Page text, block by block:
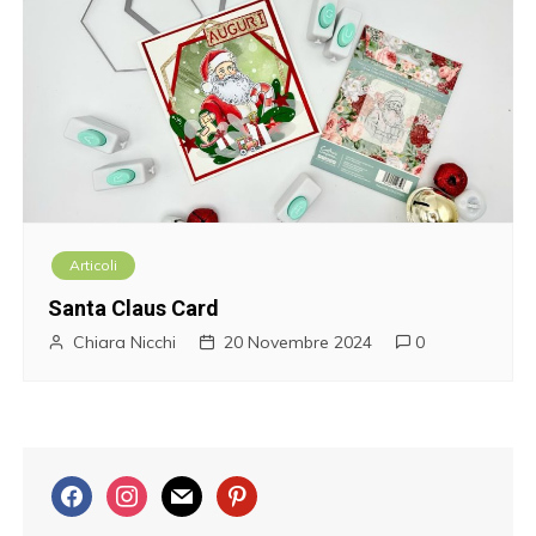
Articoli
Santa Claus Card
Chiara Nicchi 20 Novembre 2024 0
f
a
i
n
m
a
p